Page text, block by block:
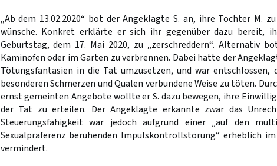
„Ab dem 13.02.2020“ bot der Angeklagte S. an, ihre Tochter M.
wünsche. Konkret erklärte er sich ihr gegenüber dazu bereit,
Geburtstag, dem 17. Mai 2020, zu „zerschreddern“. Alternativ
Kaminofen oder im Garten zu verbrennen. Dabei hatte der
Tötungsfantasien in die Tat umzusetzen, und war entschlossen,
besonderen Schmerzen und Qualen verbundene Weise zu töten.
ernst gemeinten Angebote wollte er S. dazu bewegen, ihre
der Tat zu erteilen. Der Angeklagte erkannte zwar das
Steuerungsfähigkeit war jedoch aufgrund einer „auf den
Sexualpräferenz beruhenden Impulskontrollstörung“ erheblich
vermindert.